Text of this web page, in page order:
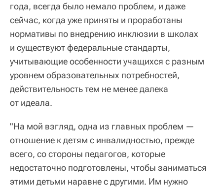
года, всегда было немало проблем, и даже
сейчас, когда уже приняты и проработаны
нормативы по внедрению инклюзии в школах
и существуют федеральные стандарты,
учитывающие особенности учащихся с разным
уровнем образовательных потребностей,
действительность тем не менее далека
от идеала.
"На мой взгляд, одна из главных проблем —
отношение к детям с инвалидностью, прежде
всего, со стороны педагогов, которые
недостаточно подготовлены, чтобы заниматься
этими детьми наравне с другими. Им нужно